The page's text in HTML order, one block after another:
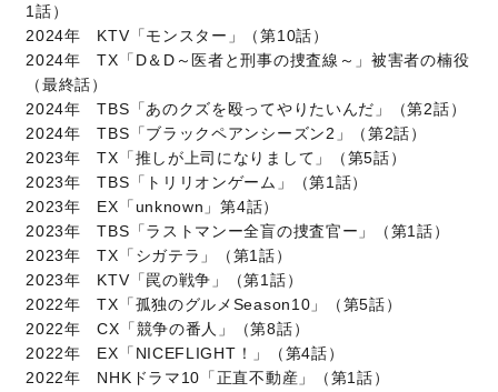
1話）
2024年 KTV「モンスター」（第10話）
2024年 TX「D＆D～医者と刑事の捜査線～」被害者の楠役
（最終話）
2024年 TBS「あのクズを殴ってやりたいんだ」（第2話）
2024年 TBS「ブラックペアンシーズン2」（第2話）
2023年 TX「推しが上司になりまして」（第5話）
2023年 TBS「トリリオンゲーム」（第1話）
2023年 EX「unknown」第4話）
2023年 TBS「ラストマンー全盲の捜査官ー」（第1話）
2023年 TX「シガテラ」（第1話）
2023年 KTV「罠の戦争」（第1話）
2022年 TX「孤独のグルメSeason10」（第5話）
2022年 CX「競争の番人」（第8話）
2022年 EX「NICEFLIGHT！」（第4話）
2022年 NHKドラマ10「正直不動産」（第1話）